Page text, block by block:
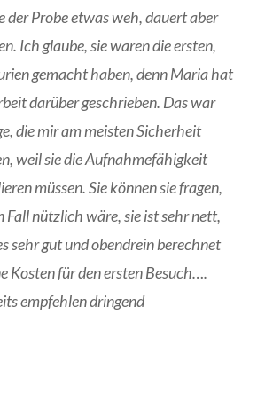
der Probe etwas weh, dauert aber
Ich glaube, sie waren die ersten,
gemacht haben, denn Maria hat
darüber geschrieben. Das war
die mir am meisten Sicherheit
weil sie die Aufnahmefähigkeit
müssen. Sie können sie fragen,
Fall nützlich wäre, sie ist sehr nett,
sehr gut und obendrein berechnet
Kosten für den ersten Besuch….
empfehlen dringend